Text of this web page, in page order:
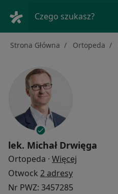
Czego szukasz?
Strona Główna Ortopeda
lek. Michał Drwięga
Ortopeda · Więcej
Otwock 2 adresy
Nr PWZ: 3457285